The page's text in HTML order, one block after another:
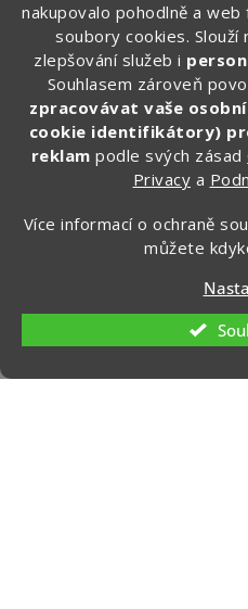
nakupovalo pohodlně a
soubory cookies. Slouží
zlepšování služeb i
Souhlasem zároveň
zpracovávat vaše
cookie identifikátory)
reklam podle svých zásad
Privacy a
Více informací o ochraně
můžete
🎁 Po registraci
na první
Zde vyplňte svůj email:
CHCI ZÍSKAT
Ochrana
Kontakt